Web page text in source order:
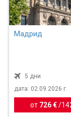
Мадрид
5 дни
дата: 02.09.2026 г.
от 726 € /